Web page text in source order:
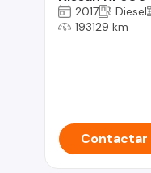
2017 Diesel
193129 km
Contactar